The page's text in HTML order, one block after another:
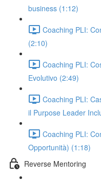
business (1:12)
Coaching PLI:
(2:10)
Coaching PLI:
Evolutivo (2:49)
Coaching PLI:
il Purpose Leader
Coaching PLI:
Opportunità) (1:18)
Reverse Mentoring